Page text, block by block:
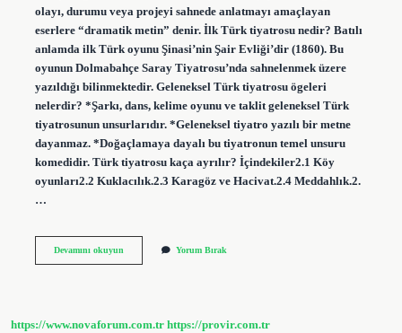
olayı, durumu veya projeyi sahnede anlatmayı amaçlayan
eserlere “dramatik metin” denir. İlk Türk tiyatrosu nedir? Batılı
anlamda ilk Türk oyunu Şinasi’nin Şair Evliği’dir (1860). Bu
oyunun Dolmabahçe Saray Tiyatrosu’nda sahnelenmek üzere
yazıldığı bilinmektedir. Geleneksel Türk tiyatrosu ögeleri
nelerdir? *Şarkı, dans, kelime oyunu ve taklit geleneksel Türk
tiyatrosunun unsurlarıdır. *Geleneksel tiyatro yazılı bir metne
dayanmaz. *Doğaçlamaya dayalı bu tiyatronun temel unsuru
komedidir. Türk tiyatrosu kaça ayrılır? İçindekiler2.1 Köy
oyunları2.2 Kuklacılık.2.3 Karagöz ve Hacivat.2.4 Meddahlık.2.
…
Devamını okuyunTürk
Yorum Bırak
https://www.novaforum.com.tr https://provir.com.tr